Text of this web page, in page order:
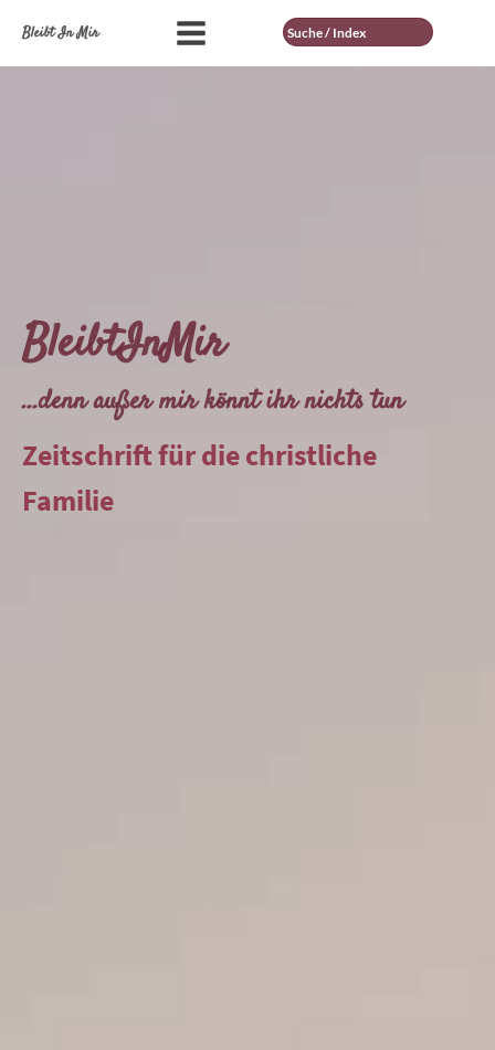
Bleibt In Mir Suche
BleibtInMir
...denn außer mir könnt ihr nichts tun
Zeitschrift für die christliche
Familie